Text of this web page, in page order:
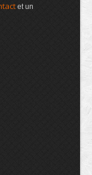
et un